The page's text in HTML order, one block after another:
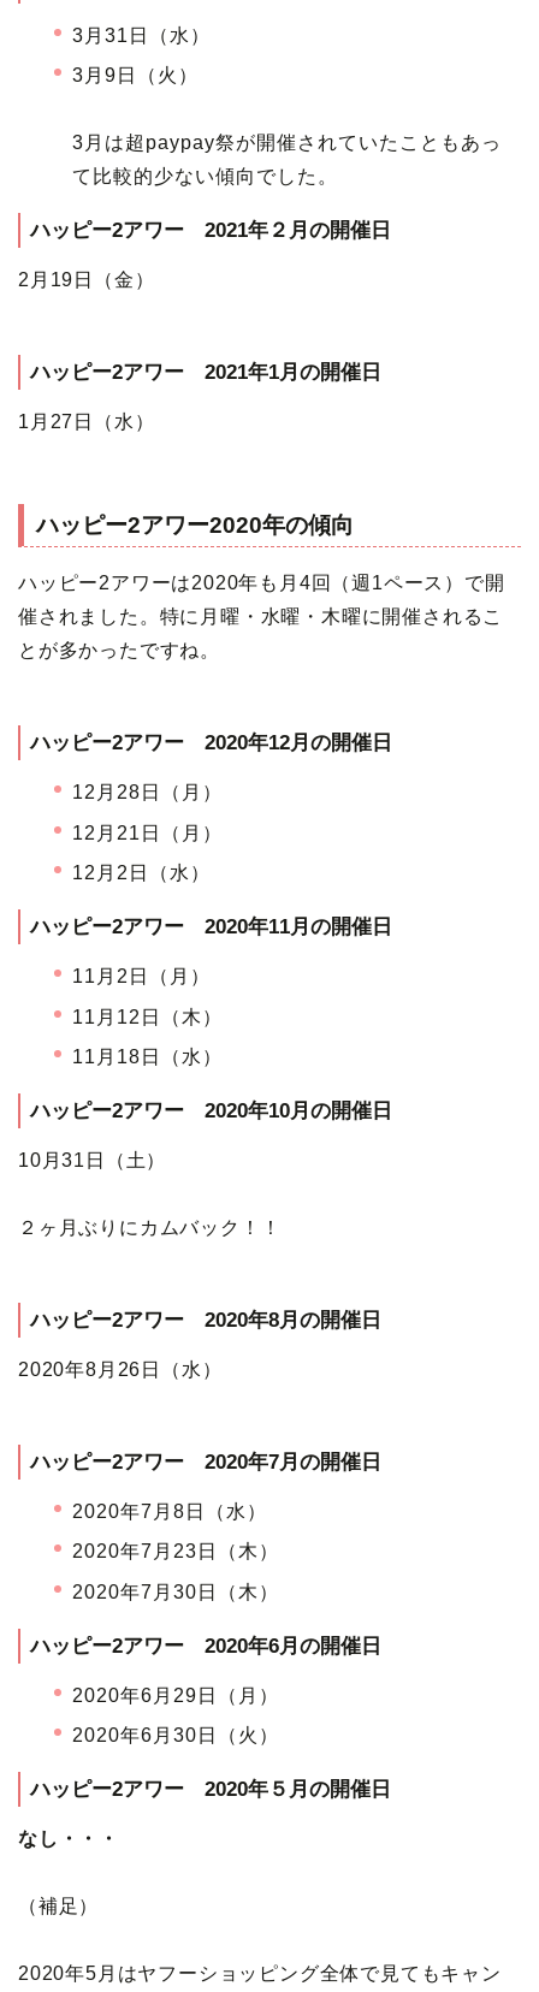
3月31日（水）
3月9日（火）
3月は超paypay祭が開催されていたこともあっ
て比較的少ない傾向でした。
ハッピー2アワー 2021年２月の開催日
2月19日（金）
ハッピー2アワー 2021年1月の開催日
1月27日（水）
ハッピー2アワー2020年の傾向
ハッピー2アワーは2020年も月4回（週1ペース）で開
催されました。特に月曜・水曜・木曜に開催されるこ
とが多かったですね。
ハッピー2アワー 2020年12月の開催日
12月28日（月）
12月21日（月）
12月2日（水）
ハッピー2アワー 2020年11月の開催日
11月2日（月）
11月12日（木）
11月18日（水）
ハッピー2アワー 2020年10月の開催日
10月31日（土）
２ヶ月ぶりにカムバック！！
ハッピー2アワー 2020年8月の開催日
2020年8月26日（水）
ハッピー2アワー 2020年7月の開催日
2020年7月8日（水）
2020年7月23日（木）
2020年7月30日（木）
ハッピー2アワー 2020年6月の開催日
2020年6月29日（月）
2020年6月30日（火）
ハッピー2アワー 2020年５月の開催日
なし・・・
（補足）
2020年5月はヤフーショッピング全体で見てもキャン